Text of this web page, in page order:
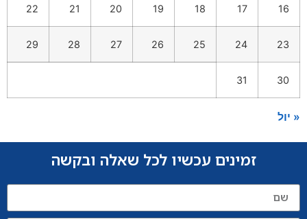
16
17
18
19
20
21
22
23
24
25
26
27
28
29
30
31
« יול
זמינים עכשיו לכל שאלה ובקשה